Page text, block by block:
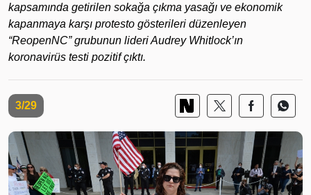
kapsamında getirilen sokağa çıkma yasağı ve ekonomik
kapanmaya karşı protesto gösterileri düzenleyen
“ReopenNC” grubunun lideri Audrey Whitlock’ın
koronavirüs testi pozitif çıktı.
3/29